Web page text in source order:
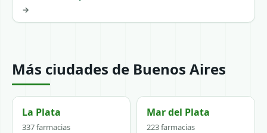
→
Más ciudades de Buenos Aires
La Plata
337 farmacias
Mar del Plata
223 farmacias